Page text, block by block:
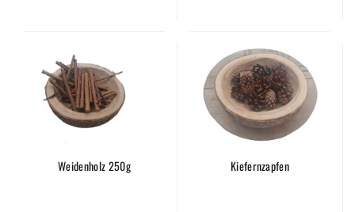
Weidenholz 250g Kiefernzapfen